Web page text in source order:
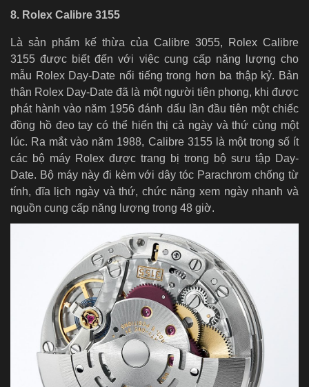
8. Rolex Calibre 3155
Là sản phẩm kế thừa của Calibre 3055, Rolex Calibre
3155 được biết đến với việc cung cấp năng lượng cho
mẫu Rolex Day-Date nổi tiếng trong hơn ba thập kỷ. Bản
thân Rolex Day-Date đã là một người tiên phong, khi được
phát hành vào năm 1956 đánh dấu lần đầu tiên một chiếc
đồng hồ đeo tay có thể hiển thị cả ngày và thứ cùng một
lúc. Ra mắt vào năm 1988, Calibre 3155 là một trong số ít
các bộ máy Rolex được trang bị trong bộ sưu tập Day-
Date. Bộ máy này đi kèm với dây tóc Parachrom chống từ
tính, đĩa lịch ngày và thứ, chức năng xem ngày nhanh và
nguồn cung cấp năng lượng trong 48 giờ.